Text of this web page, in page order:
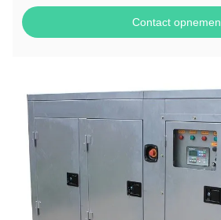
Contact opnemen